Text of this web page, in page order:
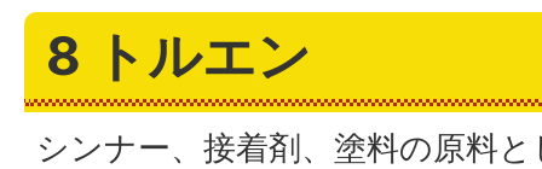
8 トルエン
シンナー、接着剤、塗料の原料